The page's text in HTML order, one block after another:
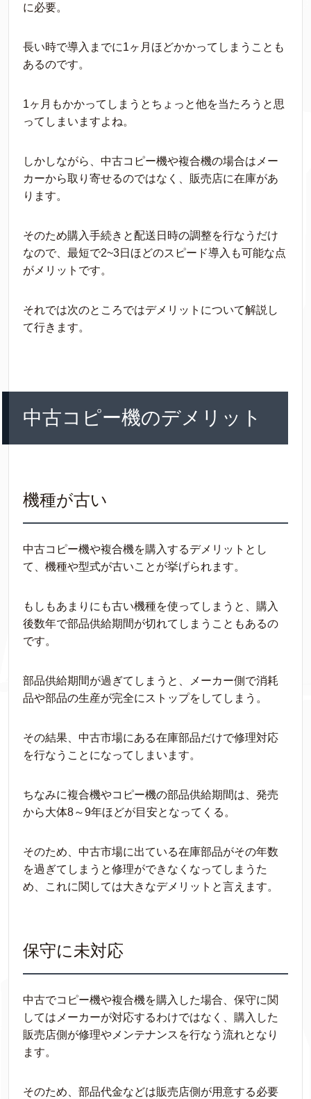
に必要。
長い時で導入までに1ヶ月ほどかかってしまうことも
あるのです。
1ヶ月もかかってしまうとちょっと他を当たろうと思
ってしまいますよね。
しかしながら、中古コピー機や複合機の場合はメー
カーから取り寄せるのではなく、販売店に在庫があ
ります。
そのため購入手続きと配送日時の調整を行なうだけ
なので、最短で2~3日ほどのスピード導入も可能な点
がメリットです。
それでは次のところではデメリットについて解説し
て行きます。
中古コピー機のデメリット
機種が古い
中古コピー機や複合機を購入するデメリットとし
て、機種や型式が古いことが挙げられます。
もしもあまりにも古い機種を使ってしまうと、購入
後数年で部品供給期間が切れてしまうこともあるの
です。
部品供給期間が過ぎてしまうと、メーカー側で消耗
品や部品の生産が完全にストップをしてしまう。
その結果、中古市場にある在庫部品だけで修理対応
を行なうことになってしまいます。
ちなみに複合機やコピー機の部品供給期間は、発売
から大体8～9年ほどが目安となってくる。
そのため、中古市場に出ている在庫部品がその年数
を過ぎてしまうと修理ができなくなってしまうた
め、これに関しては大きなデメリットと言えます。
保守に未対応
中古でコピー機や複合機を購入した場合、保守に関
してはメーカーが対応するわけではなく、購入した
販売店側が修理やメンテナンスを行なう流れとなり
ます。
そのため、部品代金などは販売店側が用意する必要